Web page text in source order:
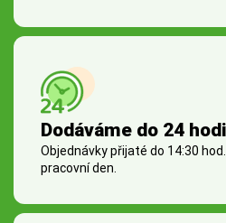
Dodáváme do 24
Objednávky přijaté do 14:30
pracovní den.